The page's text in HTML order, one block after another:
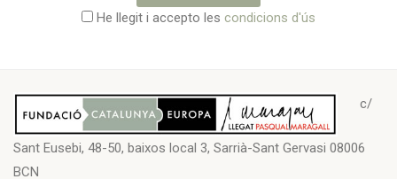
He llegit i accepto les condicions d'ús
c/
Sant Eusebi, 48-50, baixos local 3, Sarrià-Sant Gervasi 08006
BCN